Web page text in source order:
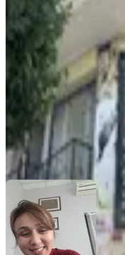
2 Oda
·
70.000
Bireysel Gayrimenkul
Ara